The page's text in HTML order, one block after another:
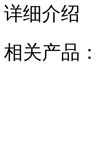
详细介绍
相关产品：